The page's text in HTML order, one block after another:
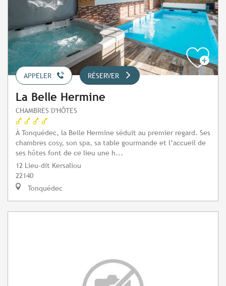
APPELER RÉSERVER
La Belle Hermine
CHAMBRES D'HÔTES
À Tonquédec, la Belle Hermine séduit au premier regard. Ses
chambres cosy, son spa, sa table gourmande et l’accueil de
ses hôtes font de ce lieu une h...
12 Lieu-dit Kersaliou
22140
Tonquédec